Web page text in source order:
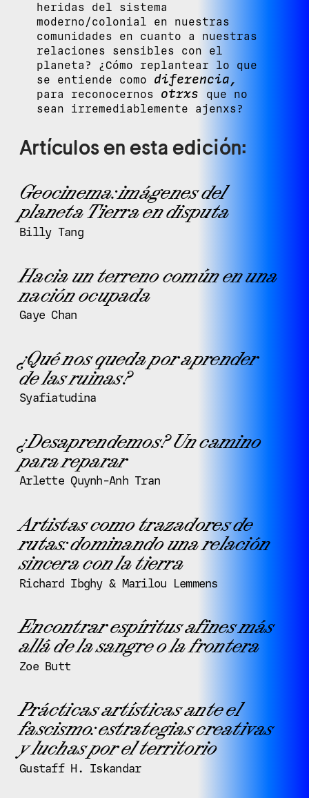
heridas del sistema
moderno/colonial en nuestras
comunidades en cuanto a nuestras
relaciones sensibles con el
planeta? ¿Cómo replantear lo que
se entiende como diferencia,
para reconocernos otrxs
que no
sean irremediablemente ajenxs?
Artículos en esta edición:
Geocinema: imágenes del
planeta Tierra en disputa
Billy Tang
Hacia un terreno común en una
nación ocupada
Gaye Chan
¿Qué nos queda por aprender
de las ruinas?
Syafiatudina
¿Desaprendemos? Un camino
para reparar
Arlette Quynh-Anh Tran
Artistas como trazadores de
rutas: dominando una relación
sincera con la tierra
Richard Ibghy & Marilou Lemmens
Encontrar espíritus afines más
allá de la sangre o la frontera
Zoe Butt
Prácticas artísticas ante el
fascismo: estrategias creativas
y luchas por el territorio
Gustaff H. Iskandar